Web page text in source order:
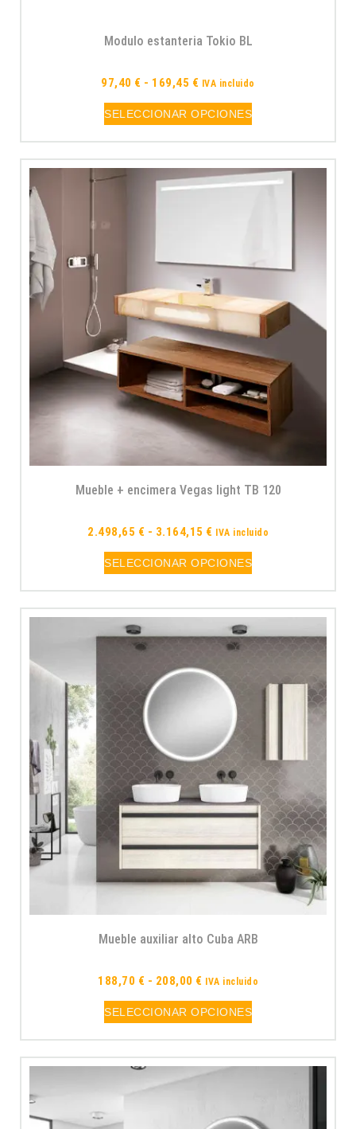
Modulo estanteria Tokio BL
97,40 € - 169,45 € IVA incluido
SELECCIONAR OPCIONES
Mueble + encimera Vegas light TB 120
2.498,65 € - 3.164,15 € IVA incluido
SELECCIONAR OPCIONES
Mueble auxiliar alto Cuba ARB
188,70 € - 208,00 € IVA incluido
SELECCIONAR OPCIONES